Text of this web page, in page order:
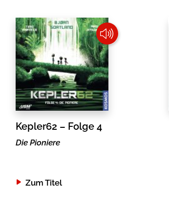
Kepler62 – Folge 4
Die Pioniere
Zum Titel